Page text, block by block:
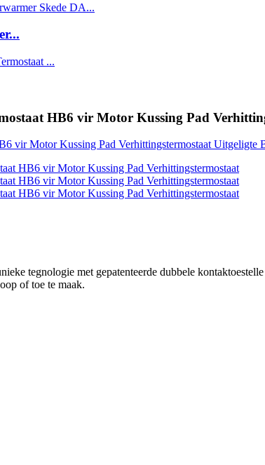
HB6 vir Motor Kussing Pad
tegnologie met gepatenteerde dubbele
of toe te maak.